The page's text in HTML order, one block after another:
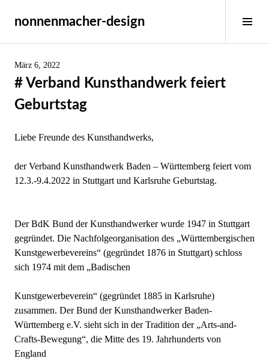
zumnonnenmacher-design
März 6, 2022
# Verband Kunsthandwerk feiert
Geburtstag
Liebe Freunde des Kunsthandwerks,
der Verband Kunsthandwerk Baden – Württemberg feiert vom
12.3.-9.4.2022 in Stuttgart und Karlsruhe Geburtstag.
Der BdK Bund der Kunsthandwerker wurde 1947 in Stuttgart
gegründet. Die Nachfolgeorganisation des „Württembergischen
Kunstgewerbevereins“ (gegründet 1876 in Stuttgart) schloss
sich 1974 mit dem „Badischen
Kunstgewerbeverein“ (gegründet 1885 in Karlsruhe)
zusammen. Der Bund der Kunsthandwerker Baden-
Württemberg e.V. sieht sich in der Tradition der „Arts-and-
Crafts-Bewegung“, die Mitte des 19. Jahrhunderts von
England